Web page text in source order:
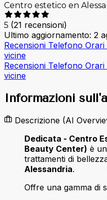
Centro estetico en
5 (21 recensioni)
Ultimo aggiornamento: 2
Recensioni Telefono Orari
vicine
Recensioni Telefono Orari
vicine
Informazioni
Descrizione (AI
Dedicata - Centro
Beauty Center) è un
trattamenti di
Alessandria.
Offre una gamma di